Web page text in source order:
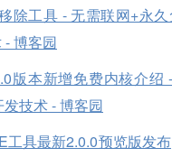
除工具 - 无需联网+永
- 博客园
版本新增免费内核介绍
技术 - 博客园
工具最新2.0.0预览版发